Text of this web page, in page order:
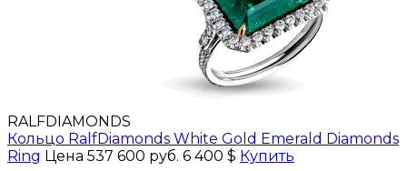
RALFDIAMONDS
Кольцо RalfDiamonds White Gold Emerald Diamonds
Ring Цена 537 600 руб. 6 400 $ Купить